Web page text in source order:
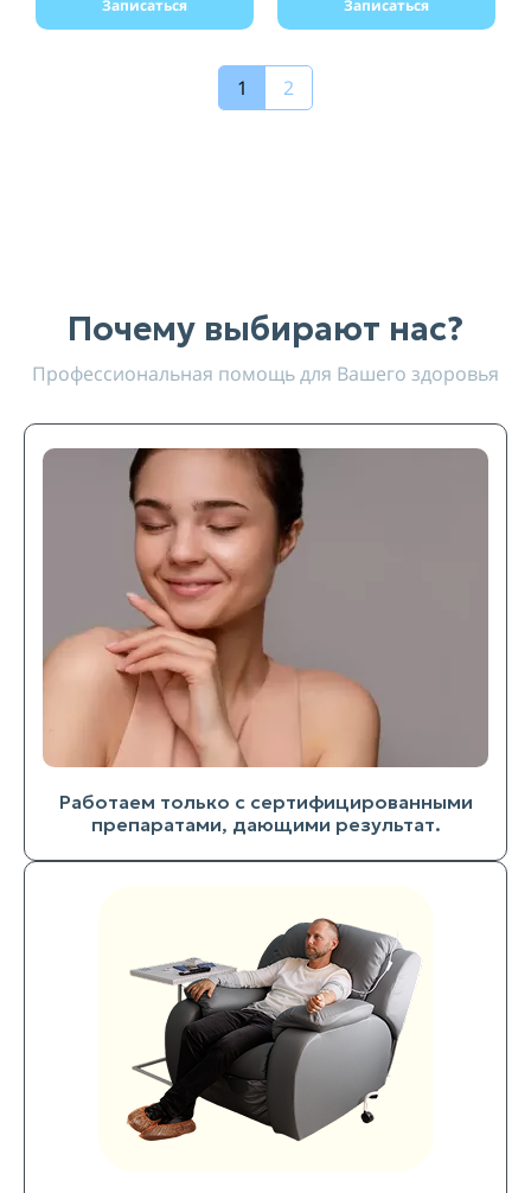
Записаться Записаться
1 2
Почему выбирают нас?
Профессиональная помощь для Вашего здоровья
Работаем только с сертифицированными
препаратами, дающими результат.